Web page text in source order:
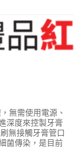
無需使用電源、
深度來控製牙膏
無接觸牙膏管口
菌傳染，是目前